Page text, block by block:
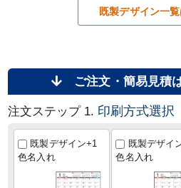
既製デザイン一
ご注文・簡易見積
注文ステップ 1. 印刷方式選択
既製デザイン+1
色名入れ
既製デザイ
色名入れ